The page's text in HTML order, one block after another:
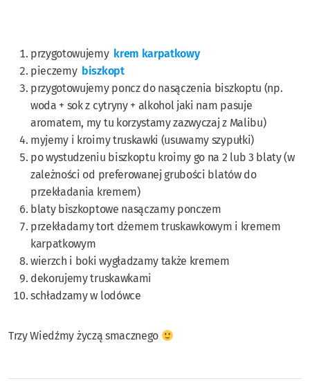
przygotowujemy krem karpatkowy
pieczemy biszkopt
przygotowujemy poncz do nasączenia biszkoptu (np.
woda + sok z cytryny + alkohol jaki nam pasuje
aromatem, my tu korzystamy zazwyczaj z Malibu)
myjemy i kroimy truskawki (usuwamy szypułki)
po wystudzeniu biszkoptu kroimy go na 2 lub 3 blaty (w
zależności od preferowanej grubości blatów do
przekładania kremem)
blaty biszkoptowe nasączamy ponczem
przekładamy tort dżemem truskawkowym i kremem
karpatkowym
wierzch i boki wygładzamy także kremem
dekorujemy truskawkami
schładzamy w lodówce
Trzy Wiedźmy życzą smacznego